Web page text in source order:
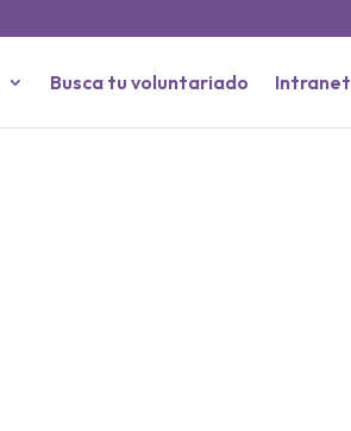
Busca tu voluntariado Intranet